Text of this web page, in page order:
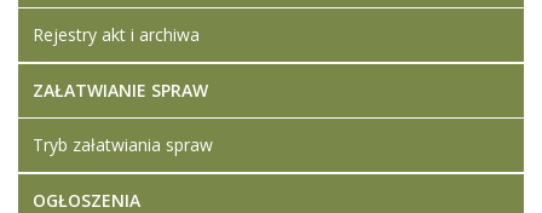
Rejestry akt i archiwa
ZAŁATWIANIE SPRAW
Tryb załatwiania spraw
OGŁOSZENIA